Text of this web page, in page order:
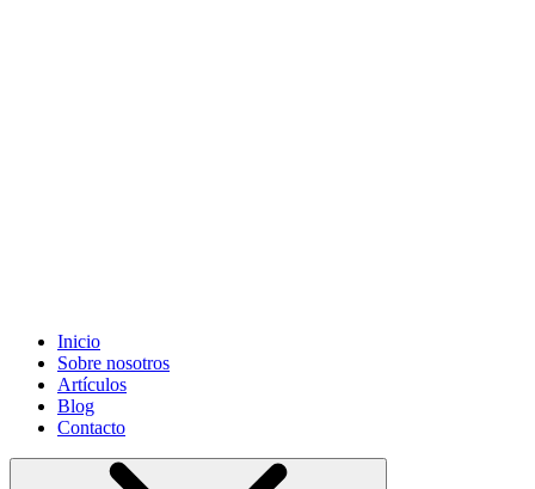
Inicio
Sobre nosotros
Artículos
Blog
Contacto